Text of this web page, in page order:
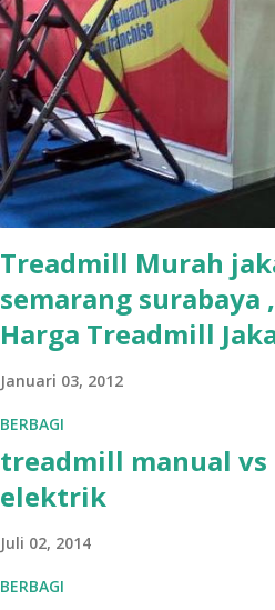
Treadmill Murah
semarang
Harga Treadmill
Januari 03, 2012
BERBAGI
treadmill manual
elektrik
Juli 02, 2014
BERBAGI